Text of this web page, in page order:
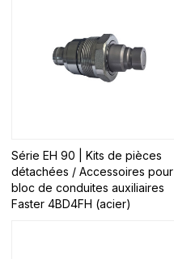
Série EH 90 | Kits de pièces
détachées / Accessoires pour
bloc de conduites auxiliaires
Faster 4BD4FH (acier)